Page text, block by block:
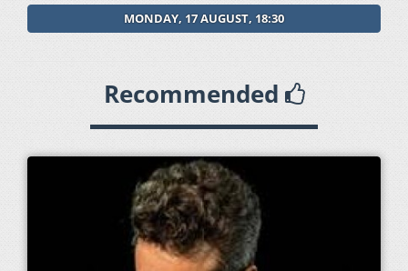
MONDAY, 17 AUGUST, 18:30
Recommended